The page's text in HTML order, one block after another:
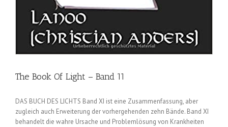
The Book Of Light – Band 11
DAS BUCH DES LICHTS Band XI ist eine Zusammenfassung, aber
zugleich auch Erweiterung der vorhergehenden zehn Bände. Band XI
behandelt die wahre Ursache und Problemlösung von Krankheiten